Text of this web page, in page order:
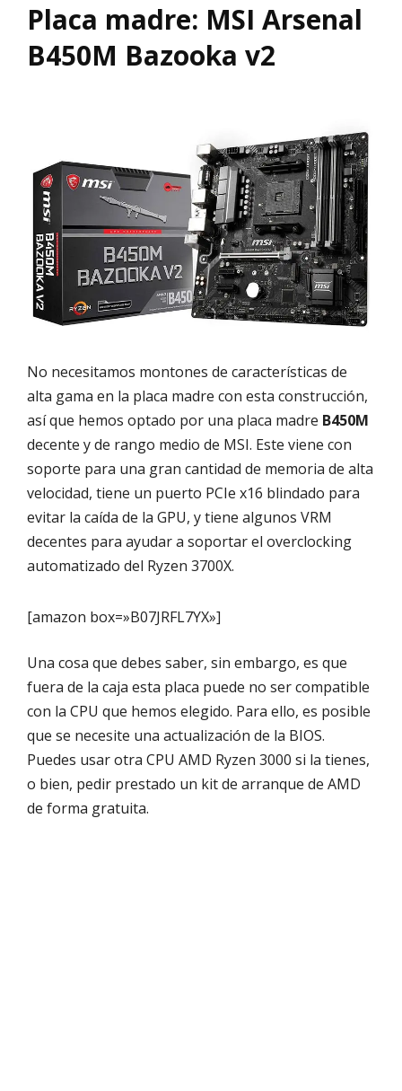
Placa madre: MSI Arsenal
B450M Bazooka v2
No necesitamos montones de características de
alta gama en la placa madre con esta construcción,
así que hemos optado por una placa madre B450M
decente y de rango medio de MSI. Este viene con
soporte para una gran cantidad de memoria de alta
velocidad, tiene un puerto PCIe x16 blindado para
evitar la caída de la GPU, y tiene algunos VRM
decentes para ayudar a soportar el overclocking
automatizado del Ryzen 3700X.
[amazon box=»B07JRFL7YX»]
Una cosa que debes saber, sin embargo, es que
fuera de la caja esta placa puede no ser compatible
con la CPU que hemos elegido. Para ello, es posible
que se necesite una actualización de la BIOS.
Puedes usar otra CPU AMD Ryzen 3000 si la tienes,
o bien, pedir prestado un kit de arranque de AMD
de forma gratuita.